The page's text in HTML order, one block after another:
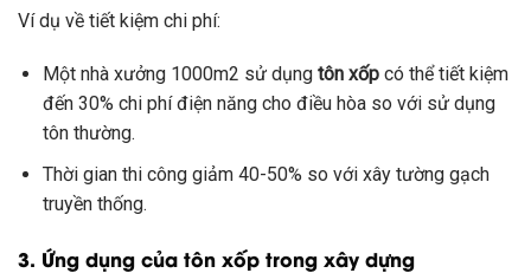
Ví dụ về tiết kiệm chi phí:
Một nhà xưởng 1000m2 sử dụng tôn xốpcó thể tiết kiệm
đến 30% chi phí điện năng cho điều hòa so với sử dụng
tôn thường.
Thời gian thi công giảm 40-50% so với xây tường gạch
truyền thống.
3. Ứng dụng của tôn xốp trong xây dựng